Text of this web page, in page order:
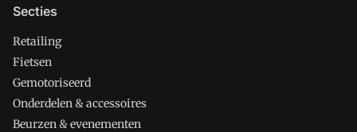
Secties
Retailing
Fietsen
Gemotoriseerd
Onderdelen & accessoires
Beurzen & evenementen